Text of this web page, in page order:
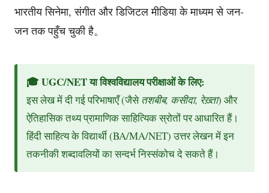
भारतीय सिनेमा, संगीत और डिजिटल मीडिया के माध्यम से जन-
जन तक पहुँच चुकी है。
🎓 UGC/NET या विश्वविद्यालय परीक्षाओं के लिए:
इस लेख में दी गई परिभाषाएँ (जैसे तशबीब, कसीदा, रेख़्ता) और
ऐतिहासिक तथ्य प्रामाणिक साहित्यिक स्रोतों पर आधारित हैं।
हिंदी साहित्य के विद्यार्थी (BA/MA/NET) उत्तर लेखन में इन
तकनीकी शब्दावलियों का सन्दर्भ निस्संकोच दे सकते हैं।